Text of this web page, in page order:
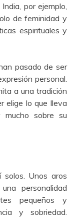
por ejemplo,
de feminidad y
espirituales y
pasado de ser
personal.
a una tradición
elige lo que lleva
sobre su
solos. Unos aros
personalidad
pequeños y
y sobriedad.